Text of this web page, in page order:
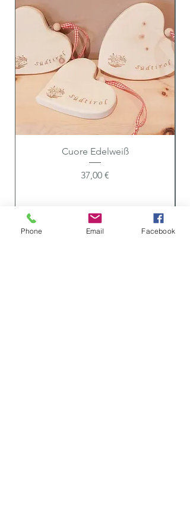
Cuore Edelweiß
Preis
37,00 €
Phone Email Facebook